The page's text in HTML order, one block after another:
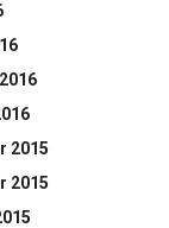
2015
2015